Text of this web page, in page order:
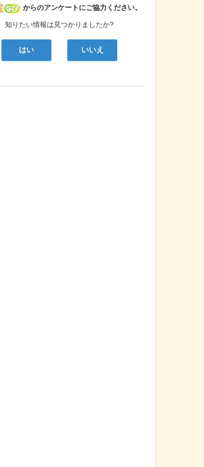
病院なび
からのアンケートにご協力ください。
知りたい情報は見つかりましたか?
はい いいえ